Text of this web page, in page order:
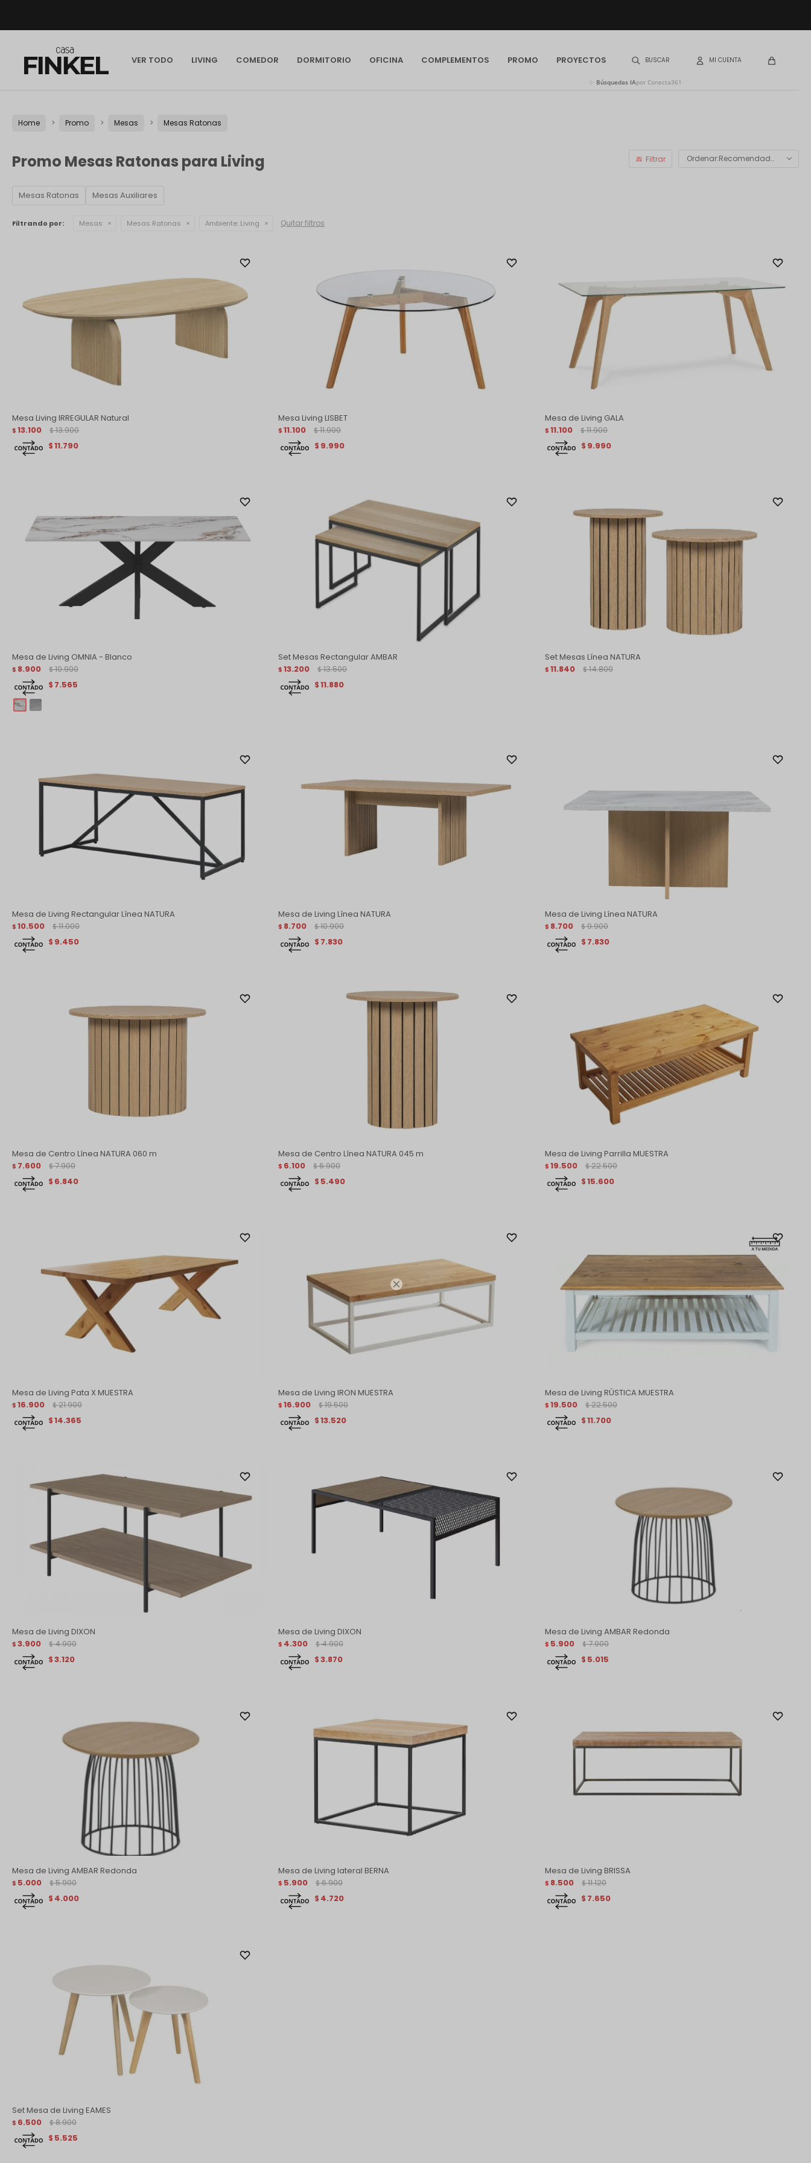

VER TODO LIVING COMEDOR DORMITORIO OFICINA COMPLEMENTOS PROMO PROYECTOS
Búsquedas IApor Conecta361
Home Promo Mesas Mesas Ratonas
Promo Mesas Ratonas para Living Recomendados
Mesas Ratonas Mesas Auxiliares
Filtrando por: Mesas Mesas Ratonas Ambiente: Living Quitar filtros
Mesa Living IRREGULAR Natural
$ 13.100 $ 13.900
$11.790
Mesa Living LISBET
$ 11.100 $ 11.900
$ 9.990
Mesa de Living GALA
$ 11.100 $ 11.900
$ 9.990
Mesa de Living OMNIA - Blanco
$ 8.900 $ 10.900
$ 7.565
Set Mesas Rectangular AMBAR
$ 13.200 $ 13.500
$ 11.880
Set Mesas Línea NATURA
$ 11.840 $ 14.800
Mesa de Living Rectangular Línea NATURA
$ 10.500 $ 11.000
$ 9.450
Mesa de Living Línea NATURA
$ 8.700 $ 10.900
$ 7.830
Mesa de Living Línea NATURA
$ 8.700 $ 9.900
$ 7.830
Mesa de Centro Línea NATURA 060 m
$ 7.600 $ 7.900
$ 6.840
Mesa de Centro Línea NATURA 045 m
$ 6.100 $ 6.900
$ 5.490
Mesa de Living Parrilla MUESTRA
$ 19.500 $ 22.500
$15.600
Mesa de Living Pata X MUESTRA
$ 16.900 $ 21.900
$14.365
Mesa de Living IRON MUESTRA
$ 16.900 $ 19.500
$ 13.520
Mesa de Living RÚSTICA MUESTRA
$ 19.500 $ 22.500
$11.700
Mesa de Living DIXON
$ 3.900 $ 4.900
$3.120
Mesa de Living DIXON
$ 4.300 $ 4.900
$ 3.870
Mesa de Living AMBAR Redonda
$ 5.900 $ 7.900
$ 5.015
Mesa de Living AMBAR Redonda
$ 5.000 $ 5.900
$ 4.000
Mesa de Living lateral BERNA
$ 5.900 $ 6.900
$ 4.720
Mesa de Living BRISSA
$ 8.500 $ 11.120
$ 7.650
Set Mesa de Living EAMES
$ 6.500 $ 8.900
$ 5.525